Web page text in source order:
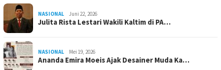
NASIONAL Juni 22, 2026
Julita Rista Lestari Wakili Kaltim di PA…
NASIONAL Mei 19, 2026
Ananda Emira Moeis Ajak Desainer Muda Ka…